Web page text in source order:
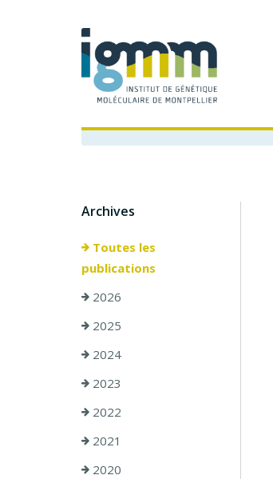
Archives
Toutes les
publications
2026
2025
2024
2023
2022
2021
2020